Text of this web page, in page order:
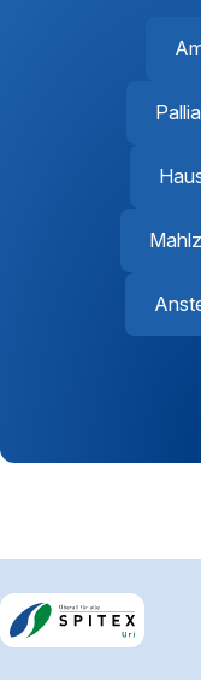
Footerbereich